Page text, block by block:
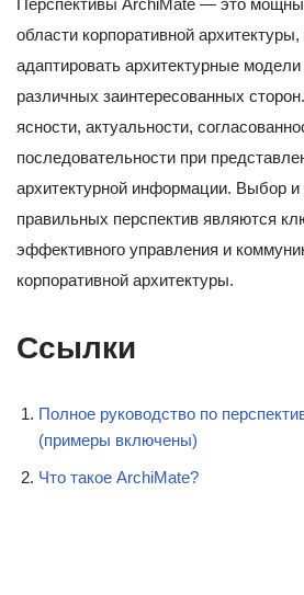
области корпоративной
адаптировать архитектурные
различных заинтересованных
ясности, актуальности,
последовательности при
архитектурной информации. Выбор и
правильных перспектив являются
эффективного управления и
корпоративной архитектуры.
Ссылки
Полное руководство по
(примеры включены)
Что такое ArchiMate?